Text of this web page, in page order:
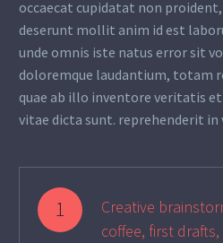
occaecat cupidatat non
deserunt mollit anim id est
unde omnis iste natus error sit
doloremque laudantium, totam
quae ab illo inventore veritatis
vitae dicta sunt. reprehenderit
1
Creative
coffee, first